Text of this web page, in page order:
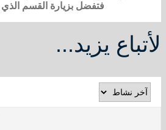
فتفضل بزيارة القسم الذي
لأتباع يزيد...